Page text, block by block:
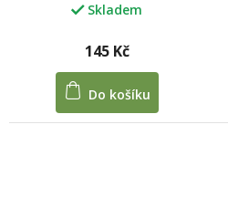
Skladem
145 Kč
Do košíku